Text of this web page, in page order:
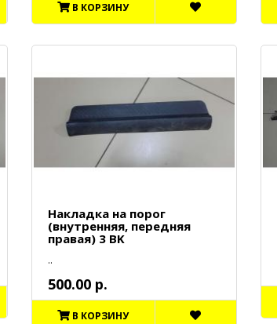
В КОРЗИНУ
Накладка на порог
(внутренняя, передняя
правая) 3 BK
..
500.00 р.
В КОРЗИНУ